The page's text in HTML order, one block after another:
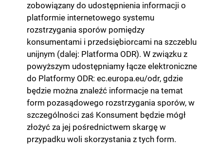
zobowiązany do udostępnienia informacji o
platformie internetowego systemu
rozstrzygania sporów pomiędzy
konsumentami i przedsiębiorcami na szczeblu
unijnym (dalej: Platforma ODR). W związku z
powyższym udostępniamy łącze elektroniczne
do Platformy ODR: ec.europa.eu/odr, gdzie
będzie można znaleźć informacje na temat
form pozasądowego rozstrzygania sporów, w
szczególności zaś Konsument będzie mógł
złożyć za jej pośrednictwem skargę w
przypadku woli skorzystania z tych form.